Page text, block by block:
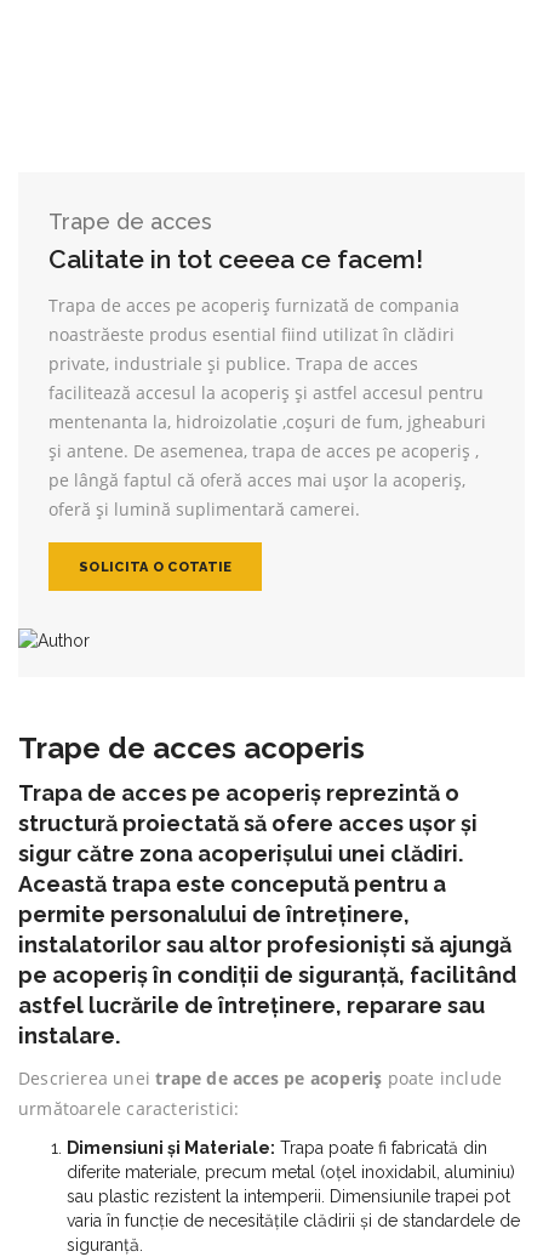
Trape de acces
Calitate in tot ceeea ce facem!
Trapa de acces pe acoperiș furnizată de compania
noastrăeste produs esential fiind utilizat în clădiri
private, industriale și publice. Trapa de acces
facilitează accesul la acoperiș și astfel accesul pentru
mentenanta la, hidroizolatie ,coșuri de fum, jgheaburi
și antene. De asemenea, trapa de acces pe acoperiș ,
pe lângă faptul că oferă acces mai ușor la acoperiș,
oferă și lumină suplimentară camerei.
SOLICITA O COTATIE
Trape de acces acoperis
Trapa de acces pe acoperiș reprezintă o
structură proiectată să ofere acces ușor și
sigur către zona acoperișului unei clădiri.
Această trapa este concepută pentru a
permite personalului de întreținere,
instalatorilor sau altor profesioniști să ajungă
pe acoperiș în condiții de siguranță, facilitând
astfel lucrările de întreținere, reparare sau
instalare.
Descrierea uneitrape de acces pe acoperiș poate include
următoarele caracteristici:
Dimensiuni și Materiale: Trapa poate fi fabricată din
diferite materiale, precum metal (oțel inoxidabil, aluminiu)
sau plastic rezistent la intemperii. Dimensiunile trapei pot
varia în funcție de necesitățile clădirii și de standardele de
siguranță.